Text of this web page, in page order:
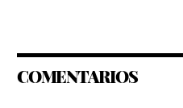
COMENTARIOS